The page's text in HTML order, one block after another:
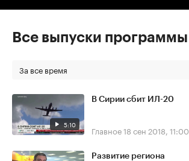
Все выпуски программы
За все время
5:10
В Сирии сбит ИЛ-20
Главное18 сен 2018, 11:00
Развитие региона